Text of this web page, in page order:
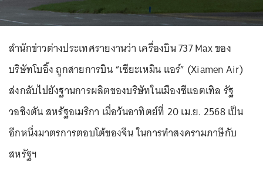
สำนักข่าวต่างประเทศรายงานว่า เครื่องบิน 737 Max ของ
บริษัทโบอิ้ง ถูกสายการบิน “เซียะเหมิน แอร์” (Xiamen Air)
ส่งกลับไปยังฐานการผลิตของบริษัทในเมืองซีแอตเทิล รัฐ
วอชิงตัน สหรัฐอเมริกา เมื่อวันอาทิตย์ที่ 20 เม.ย. 2568 เป็น
อีกหนึ่งมาตรการตอบโต้ของจีน ในการทำสงครามภาษีกับ
สหรัฐฯ